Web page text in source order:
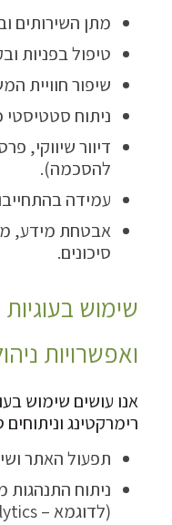
מתן השירותים
טיפול בפניות
שיפור חוויית
ניתוח סטטיסטי
דיוור שיווקי,
להסכמה).
עמידה
אבטחת מידע,
סיכונים.
שימוש בעוגיות
ואפשרויות
רימרקטינג
תפעול האתר
ניתוח
(לדוגמא – Google Analytics)